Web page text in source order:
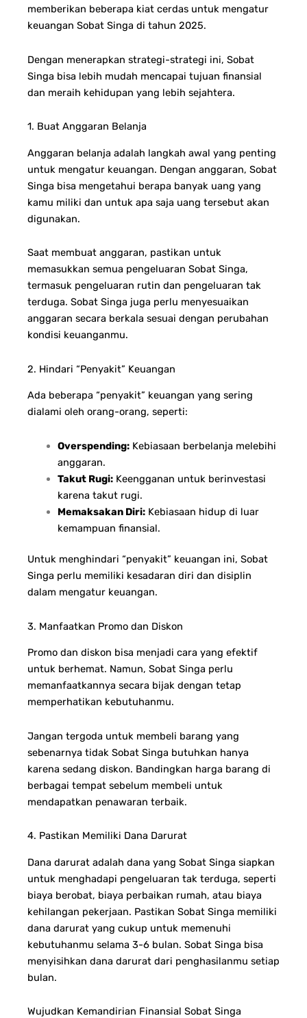
memberikan beberapa kiat cerdas untuk mengatur
keuangan Sobat Singa di tahun 2025.
Dengan menerapkan strategi-strategi ini, Sobat
Singa bisa lebih mudah mencapai tujuan finansial
dan meraih kehidupan yang lebih sejahtera.
1. Buat Anggaran Belanja
Anggaran belanja adalah langkah awal yang penting
untuk mengatur keuangan. Dengan anggaran, Sobat
Singa bisa mengetahui berapa banyak uang yang
kamu miliki dan untuk apa saja uang tersebut akan
digunakan.
Saat membuat anggaran, pastikan untuk
memasukkan semua pengeluaran Sobat Singa,
termasuk pengeluaran rutin dan pengeluaran tak
terduga. Sobat Singa juga perlu menyesuaikan
anggaran secara berkala sesuai dengan perubahan
kondisi keuanganmu.
2. Hindari “Penyakit” Keuangan
Ada beberapa “penyakit” keuangan yang sering
dialami oleh orang-orang, seperti:
Overspending:Kebiasaan berbelanja melebihi
anggaran.
Takut Rugi:Keengganan untuk berinvestasi
karena takut rugi.
Memaksakan Diri:Kebiasaan hidup di luar
kemampuan finansial.
Untuk menghindari “penyakit” keuangan ini, Sobat
Singa perlu memiliki kesadaran diri dan disiplin
dalam mengatur keuangan.
3. Manfaatkan Promo dan Diskon
Promo dan diskon bisa menjadi cara yang efektif
untuk berhemat. Namun, Sobat Singa perlu
memanfaatkannya secara bijak dengan tetap
memperhatikan kebutuhanmu.
Jangan tergoda untuk membeli barang yang
sebenarnya tidak Sobat Singa butuhkan hanya
karena sedang diskon. Bandingkan harga barang di
berbagai tempat sebelum membeli untuk
mendapatkan penawaran terbaik.
4. Pastikan Memiliki Dana Darurat
Dana darurat adalah dana yang Sobat Singa siapkan
untuk menghadapi pengeluaran tak terduga, seperti
biaya berobat, biaya perbaikan rumah, atau biaya
kehilangan pekerjaan. Pastikan Sobat Singa memiliki
dana darurat yang cukup untuk memenuhi
kebutuhanmu selama 3-6 bulan. Sobat Singa bisa
menyisihkan dana darurat dari penghasilanmu setiap
bulan.
Wujudkan Kemandirian Finansial Sobat Singa